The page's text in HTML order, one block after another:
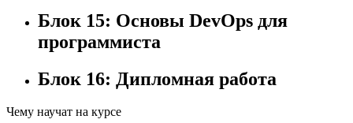
Блок 15: Основы DevOps для
программиста
Блок 16: Дипломная работа
Чему научат на курсе